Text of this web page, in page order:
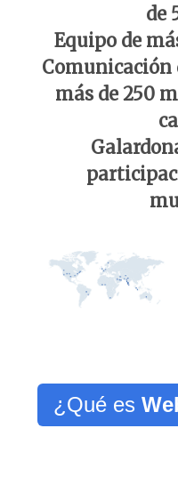
de
Equipo de
Comunicación
más de 250
¿Qué es